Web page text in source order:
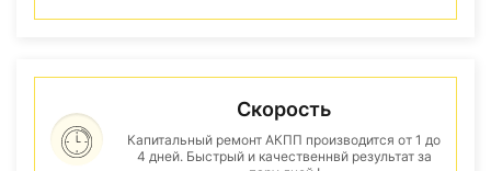
Скорость
Капитальный ремонт АКПП производится от 1 до
4 дней. Быстрый и качественнвй результат за